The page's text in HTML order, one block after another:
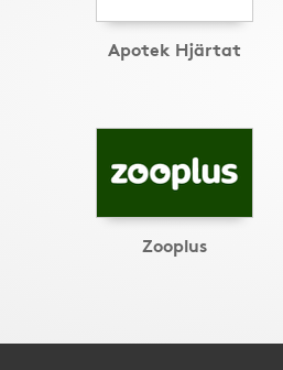
Apotek Hjärtat
Zooplus